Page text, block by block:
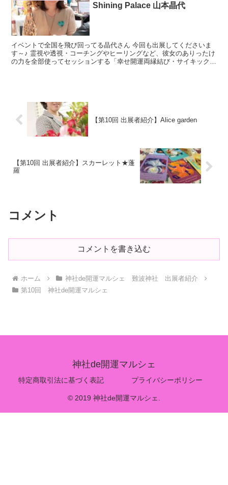
Shining Palace 山本晶代
イベントで全国を飛び回ってる晶代さん 今回も出展してくださいま
す～♪ 霊視や透視・コーチングやヒーリングなど、彼女のありったけ
の力を全部使ってセッションする「幸せ開運両縁結び・サイキックセ
【第10回 出展者紹介】Alice garden
【第10回 出展者紹介】スカーレット★蓬
羅
コメント
コメントを書き込む
ホーム
神社de開運マルシェ 難波神社 出展者紹介
第10回 神社de開運マルシェ
神社de開運マルシェ
特定商取引法に基づく表記 プライバシーポリシー
© 2019 神社de開運マルシェ.